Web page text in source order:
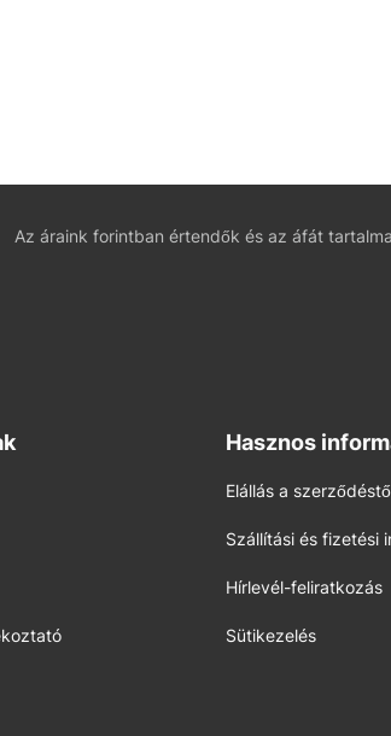
Az áraink forintban értendők és az áfát
Hasznos
Elállás a
Szállítási és fizetési
Hírlevél-feliratkozás
Sütikezelés